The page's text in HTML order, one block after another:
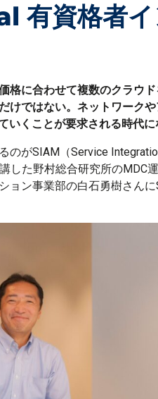
有資格者
格に合わせて複数のクラウ
けではない。ネットワーク
いくことが要求される時代
のがSIAM（Service
した野村総合研究所のMDC
ョン事業部の白石勇樹さん